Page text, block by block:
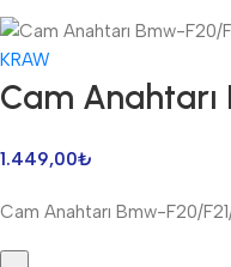
KRAW
Cam Anahtarı
1.449,00₺
Cam Anahtarı Bmw-F20/